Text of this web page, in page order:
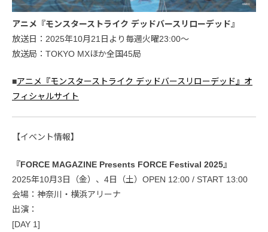
アニメ『モンスターストライク デッドバースリローデッド』
放送日：2025年10月21日より毎週火曜23:00〜
放送局：TOKYO MXほか全国45局
■アニメ『モンスターストライク デッドバースリローデッド』オ
フィシャルサイト
【イベント情報】
『FORCE MAGAZINE Presents FORCE Festival 2025』
2025年10月3日（金）、4日（土）OPEN 12:00 / START 13:00
会場：神奈川・横浜アリーナ
出演：
[DAY 1]